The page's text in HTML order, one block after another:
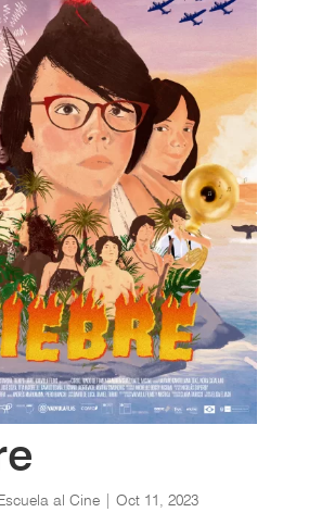
al Cine| Oct 11, 2023